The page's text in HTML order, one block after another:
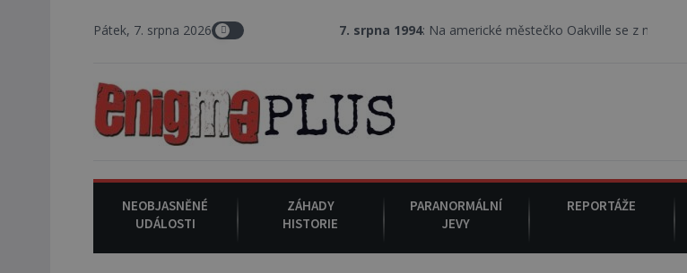
Pátek, 7. srpna 2026 : Na americké městečko Oakville se z nebe snáší podivná
NEOBJASNĚNÉ
UDÁLOSTI
ZÁHADY
HISTORIE
PARANORMÁLNÍ
JEVY
REPORTÁŽE